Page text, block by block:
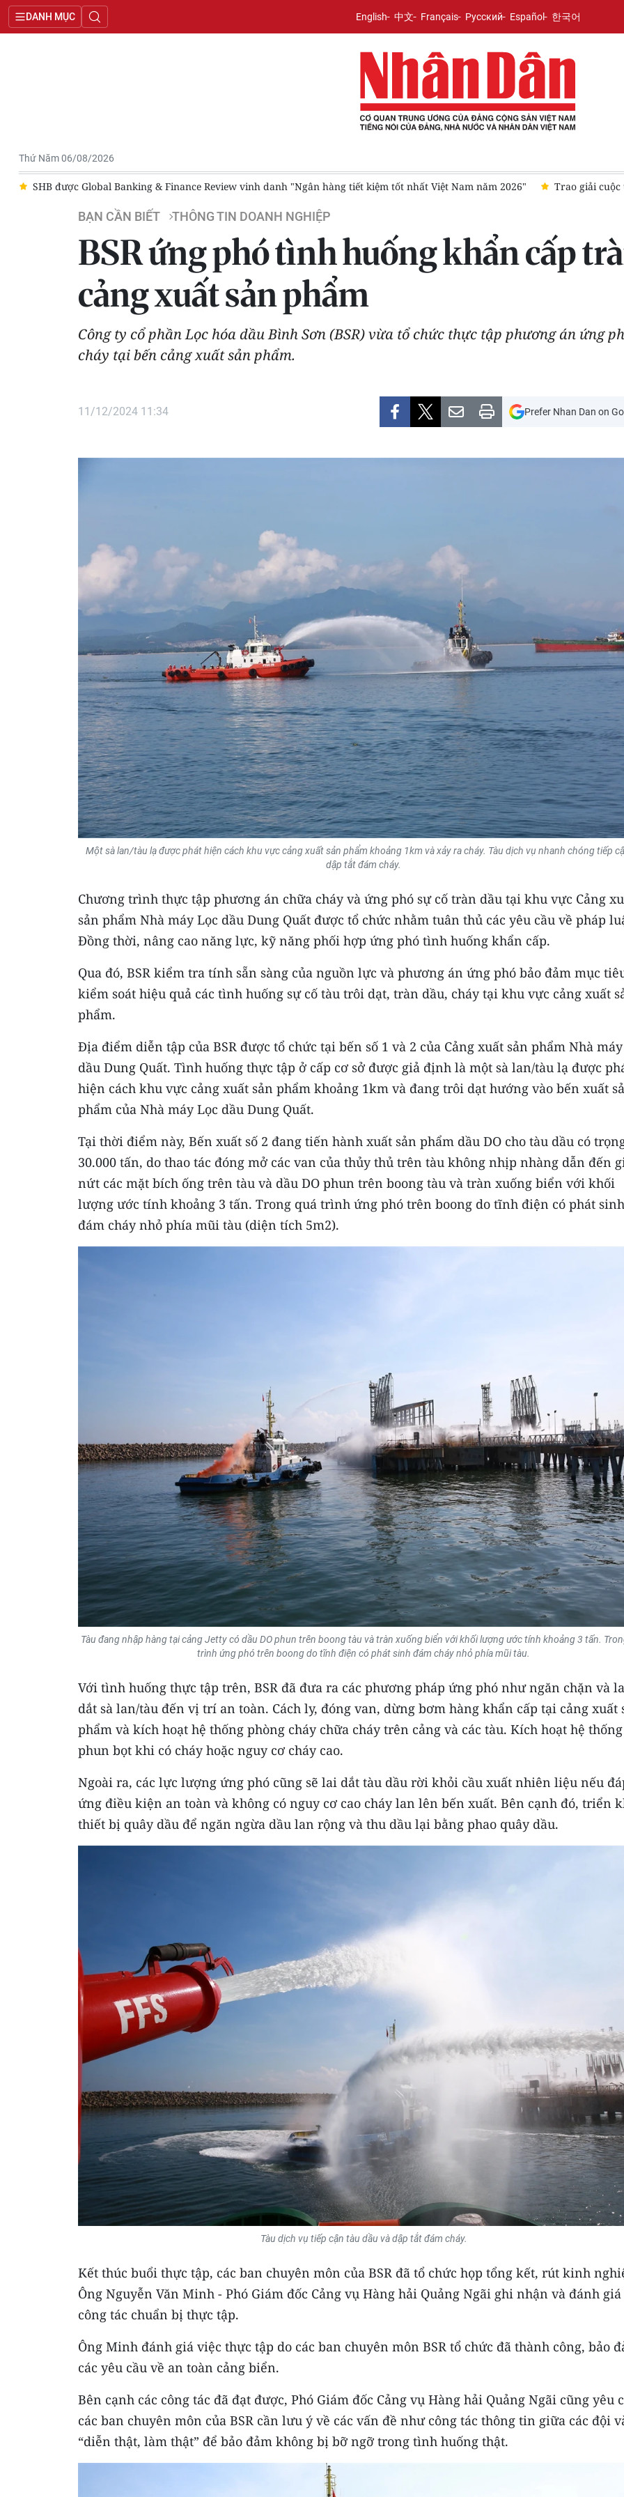
DANH MỤC English 中文 Français Русский Español 한국어
Thứ Năm 06/08/2026
SHB được Global Banking & Finance Review vinh danh "Ngân hàng tiết kiệm tốt nhất Việt Nam năm 2026" Trao giải
BẠN CẦN BIẾT THÔNG TIN DOANH NGHIỆP
BSR ứng phó tình huống khẩn cấp
cảng xuất sản phẩm
Công ty cổ phần Lọc hóa dầu Bình Sơn (BSR) vừa tổ chức thực tập phương án ứng
cháy tại bến cảng xuất sản phẩm.
11/12/2024 11:34 Prefer Nhan Dan on
Một sà lan/tàu lạ được phát hiện cách khu vực cảng xuất sản phẩm khoảng 1km và xảy ra cháy. Tàu dịch vụ nhanh chóng tiếp
dập tắt đám cháy.
Chương trình thực tập phương án chữa cháy và ứng phó sự cố tràn dầu tại khu vực Cảng
sản phẩm Nhà máy Lọc dầu Dung Quất được tổ chức nhằm tuân thủ các yêu cầu về pháp
Đồng thời, nâng cao năng lực, kỹ năng phối hợp ứng phó tình huống khẩn cấp.
Qua đó, BSR kiểm tra tính sẵn sàng của nguồn lực và phương án ứng phó bảo đảm mục
kiểm soát hiệu quả các tình huống sự cố tàu trôi dạt, tràn dầu, cháy tại khu vực cảng xuất
phẩm.
Địa điểm diễn tập của BSR được tổ chức tại bến số 1 và 2 của Cảng xuất sản phẩm Nhà
dầu Dung Quất. Tình huống thực tập ở cấp cơ sở được giả định là một sà lan/tàu lạ được
hiện cách khu vực cảng xuất sản phẩm khoảng 1km và đang trôi dạt hướng vào bến xuất
phẩm của Nhà máy Lọc dầu Dung Quất.
Tại thời điểm này, Bến xuất số 2 đang tiến hành xuất sản phẩm dầu DO cho tàu dầu có
30.000 tấn, do thao tác đóng mở các van của thủy thủ trên tàu không nhịp nhàng dẫn đến
nứt các mặt bích ống trên tàu và dầu DO phun trên boong tàu và tràn xuống biển với khối
lượng ước tính khoảng 3 tấn. Trong quá trình ứng phó trên boong do tĩnh điện có phát sinh
đám cháy nhỏ phía mũi tàu (diện tích 5m2).
Tàu đang nhập hàng tại cảng Jetty có dầu DO phun trên boong tàu và tràn xuống biển với khối lượng ước tính khoảng 3 tấn.
trình ứng phó trên boong do tĩnh điện có phát sinh đám cháy nhỏ phía mũi tàu.
Với tình huống thực tập trên, BSR đã đưa ra các phương pháp ứng phó như ngăn chặn và
dắt sà lan/tàu đến vị trí an toàn. Cách ly, đóng van, dừng bơm hàng khẩn cấp tại cảng xuất
phẩm và kích hoạt hệ thống phòng cháy chữa cháy trên cảng và các tàu. Kích hoạt hệ thống
phun bọt khi có cháy hoặc nguy cơ cháy cao.
Ngoài ra, các lực lượng ứng phó cũng sẽ lai dắt tàu dầu rời khỏi cầu xuất nhiên liệu nếu
ứng điều kiện an toàn và không có nguy cơ cao cháy lan lên bến xuất. Bên cạnh đó, triển
thiết bị quây dầu để ngăn ngừa dầu lan rộng và thu dầu lại bằng phao quây dầu.
Tàu dịch vụ tiếp cận tàu dầu và dập tắt đám cháy.
Kết thúc buổi thực tập, các ban chuyên môn của BSR đã tổ chức họp tổng kết, rút kinh
Ông Nguyễn Văn Minh - Phó Giám đốc Cảng vụ Hàng hải Quảng Ngãi ghi nhận và đánh giá
công tác chuẩn bị thực tập.
Ông Minh đánh giá việc thực tập do các ban chuyên môn BSR tổ chức đã thành công, bảo
các yêu cầu về an toàn cảng biển.
Bên cạnh các công tác đã đạt được, Phó Giám đốc Cảng vụ Hàng hải Quảng Ngãi cũng yêu
các ban chuyên môn của BSR cần lưu ý về các vấn đề như công tác thông tin giữa các đội
“diễn thật, làm thật” để bảo đảm không bị bỡ ngỡ trong tình huống thật.